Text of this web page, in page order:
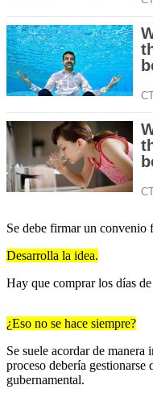
Se debe firmar un
Desarrolla la idea.
Hay que comprar los días
¿Eso no se hace siempre?
Se suele acordar de manera
proceso debería gestionarse
gubernamental.